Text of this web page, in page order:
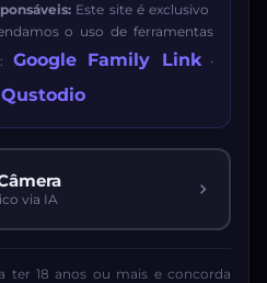
Este site é exclusivo
o uso de ferramentas
Google Family Link·
Qustodio
via IA
ter 18 anos ou mais e concorda